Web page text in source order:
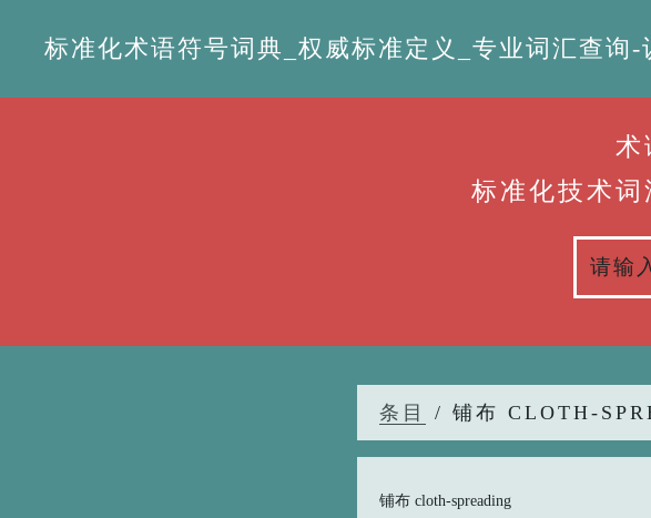
标准化术语符号词典_权威标准定义_专业词汇查询-
术
标准化技术
条目 / 铺布 CLOTH-
铺布 cloth-spreading